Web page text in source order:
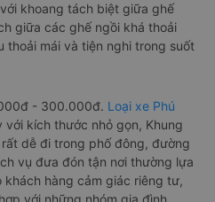
khoang tách biệt giữa ghế
giữa các ghế ngồi khá thoải
thoải mái và tiện nghi trong suốt
- 300.000đ. Loại xe Phú
với kích thước nhỏ gọn, Khung
dễ đi trong phố đông, đường
vụ đưa đón tận nơi thường lựa
khách hàng cảm giác riêng tư,
với những nhóm gia đình,